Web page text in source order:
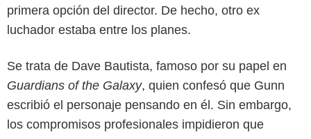
primera opción del director. De hecho, otro ex
luchador estaba entre los planes.
Se trata de Dave Bautista, famoso por su papel en
Guardians of the Galaxy, quien confesó que Gunn
escribió el personaje pensando en él. Sin embargo,
los compromisos profesionales impidieron que
Google